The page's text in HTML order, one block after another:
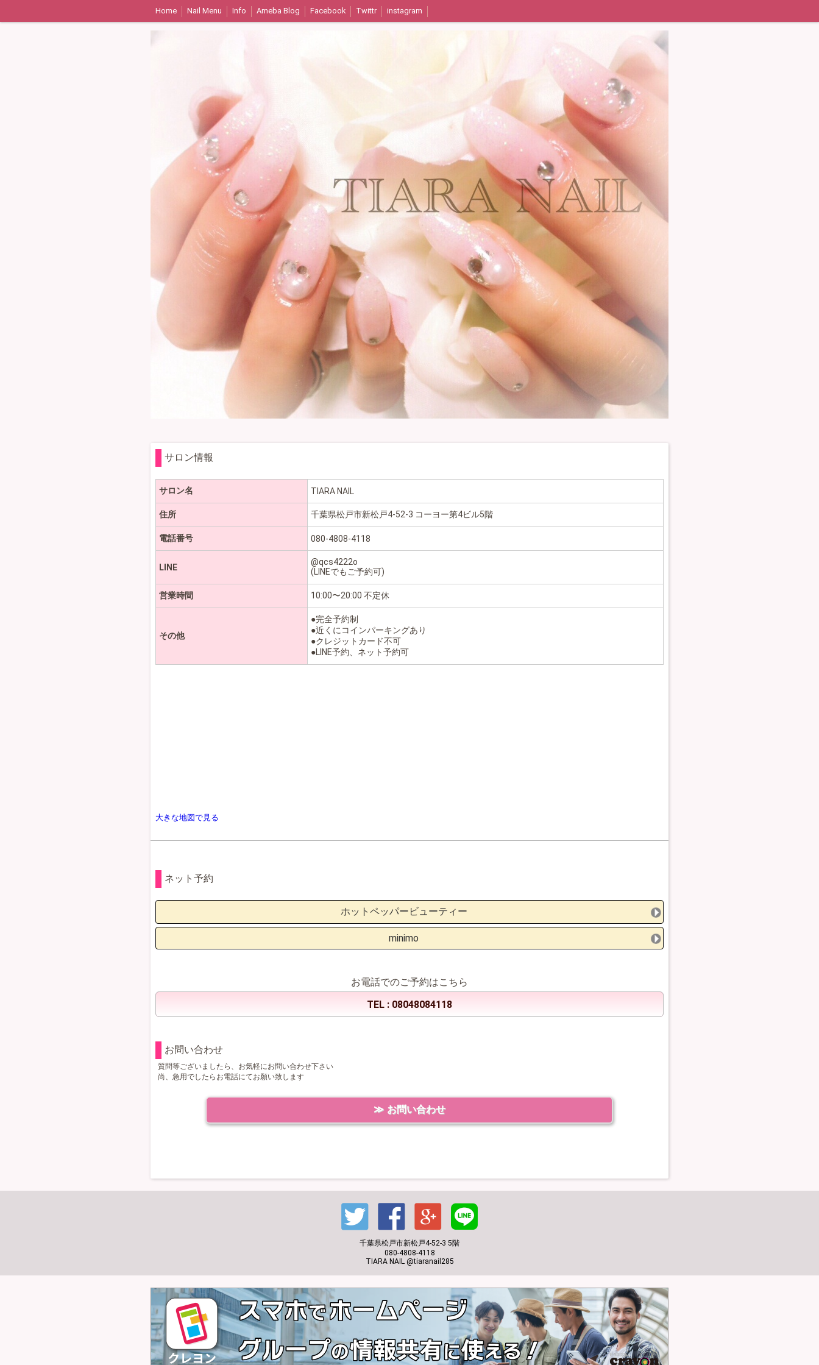
Home Nail Menu Info Ameba Blog Facebook Twittr instagram
サロン情報
サロン名 TIARA NAIL
住所 千葉県松戸市新松戸4-52-3 コーヨー第4ビル5階
電話番号 080-4808-4118
LINE
@qcs4222o
(LINEでもご予約可)
営業時間 10:00〜20:00 不定休
その他
●完全予約制
●近くにコインパーキングあり
●クレジットカード不可
●LINE予約、ネット予約可
大きな地図で見る
ネット予約
ホットペッパービューティー
minimo
お電話でのご予約はこちら
TEL : 08048084118
お問い合わせ
質問等ございましたら、お気軽にお問い合わせ下さい
尚、急用でしたらお電話にてお願い致します
お問い合わせ
千葉県松戸市新松戸4-52-3 5階
080-4808-4118
TIARA NAIL @tiaranail285